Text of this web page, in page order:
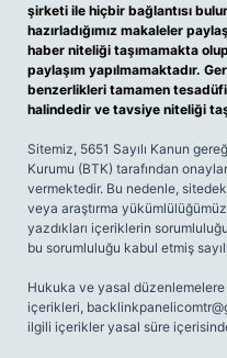
şirketi ile hiçbir bağlantısı
hazırladığımız makaleler
haber niteliği taşımamakta
paylaşım yapılmamaktadır.
benzerlikleri tamamen
halindedir ve tavsiye niteliği
Sitemiz, 5651 Sayılı Kanun
Kurumu (BTK) tarafından
vermektedir. Bu nedenle,
veya araştırma
yazdıkları içeriklerin
bu sorumluluğu kabul etmiş
Hukuka ve yasal düzenlemelere
içerikleri,
ilgili içerikler yasal süre